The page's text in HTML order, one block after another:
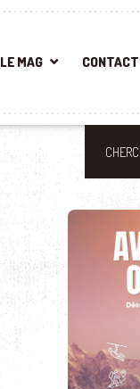
LE MAG CONTACT